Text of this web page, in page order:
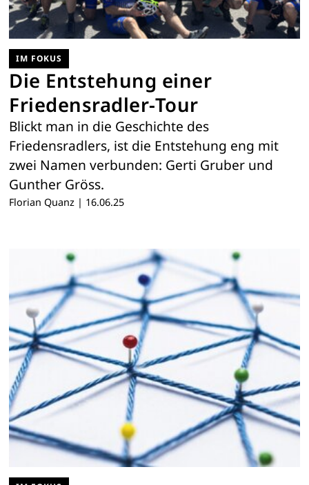
IM FOKUS
Die Entstehung einer
Friedensradler-Tour
Blickt man in die Geschichte des
Friedensradlers, ist die Entstehung eng mit
zwei Namen verbunden: Gerti Gruber und
Gunther Gröss.
Florian Quanz | 16.06.25